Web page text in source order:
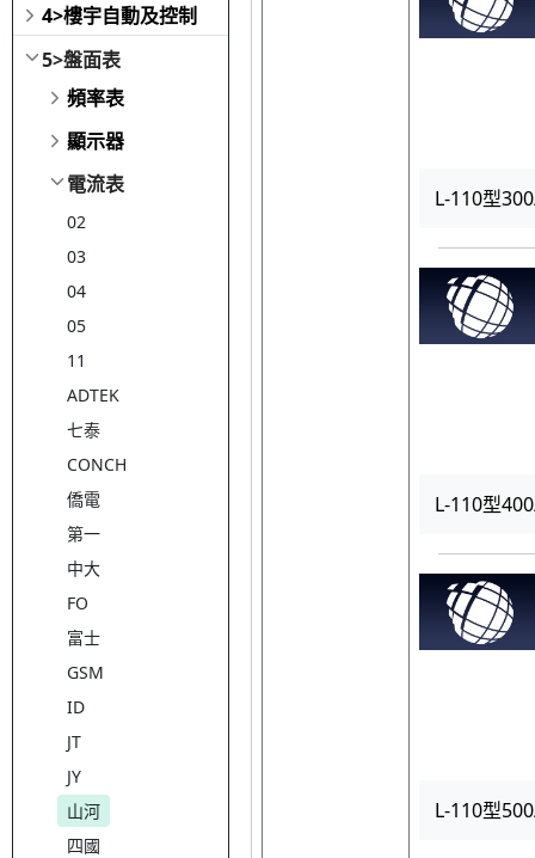
4>樓宇自動及控制
5>盤面表
頻率表
顯示器
電流表
02
03
04
05
11
ADTEK
七泰
CONCH
僑電
第一
中大
FO
富士
GSM
ID
JT
JY
山河
四國
L-110型
L-110型
L-110型